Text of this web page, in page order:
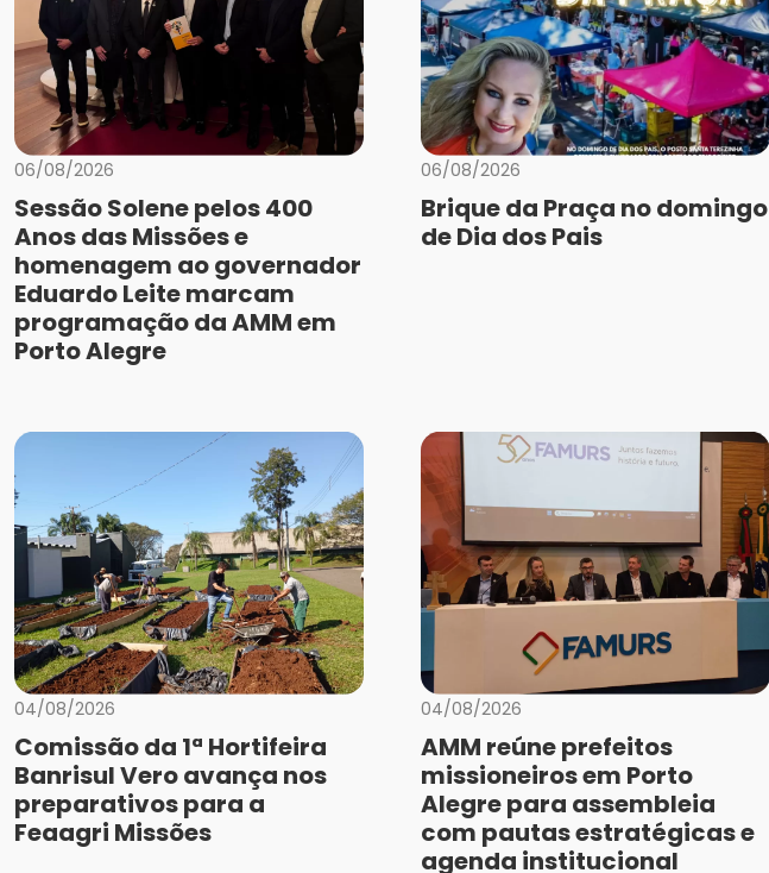
06/08/2026
Sessão Solene pelos 400
Anos das Missões e
homenagem ao governador
Eduardo Leite marcam
programação da AMM em
Porto Alegre
06/08/2026
Brique da Praça no domingo
de Dia dos Pais
04/08/2026
Comissão da 1ª Hortifeira
Banrisul Vero avança nos
preparativos para a
Feaagri Missões
04/08/2026
AMM reúne prefeitos
missioneiros em Porto
Alegre para assembleia
com pautas estratégicas e
agenda institucional